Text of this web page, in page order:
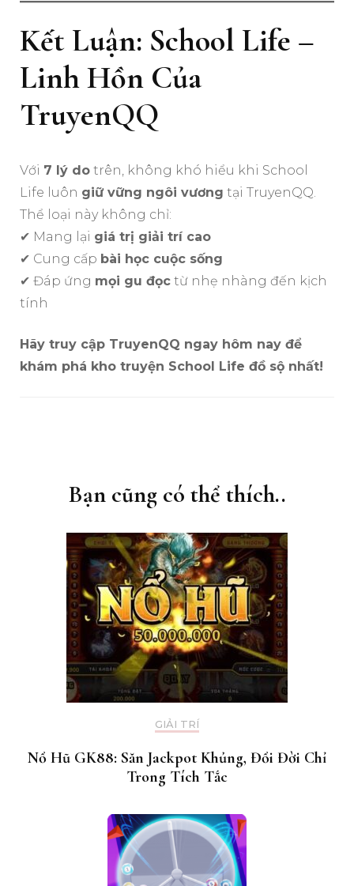
Kết Luận: School Life –
Linh Hồn Của
TruyenQQ
Với 7 lý do trên, không khó hiểu khi School
Life luôn giữ vững ngôi vương tại TruyenQQ.
Thể loại này không chỉ:
✔ Mang lại giá trị giải trí cao
✔ Cung cấp bài học cuộc sống
✔ Đáp ứng mọi gu đọc từ nhẹ nhàng đến kịch
tính
Hãy truy cập TruyenQQ ngay hôm nay để
khám phá kho truyện School Life đồ sộ nhất!
Bạn cũng có thể thích..
GIẢI TRÍ
Nổ Hũ GK88: Săn Jackpot Khủng, Đổi Đời Chỉ
Trong Tích Tắc